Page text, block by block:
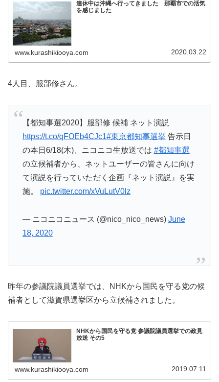
連休中は沖縄へ行ってきました 那覇市での活気
を感じました
www.kurashikiooya.com 2020.03.22
4人目、服部修さん。
【都知事選2020】服部修 候補 ネット演説
https://t.co/qFOEb4CJc1#東京都知事選挙 告示日
の本日6/18(木)、ニコニコ生放送では #都知事選
の立候補者から、ネットユーザーの皆さんに向け
て演説を行っていただく企画『ネット演説』を実
施。 pic.twitter.com/xVuLutV0lz
— ニコニコニュース (@nico_nico_news) June
18, 2020
昨年の参議院議員選挙では、NHKから国民を守る党の候
補者として滋賀県選挙区から立候補されました。
NHKから国民を守る党 参議院議員選挙での政見
放送 その5
www.kurashikiooya.com 2019.07.11